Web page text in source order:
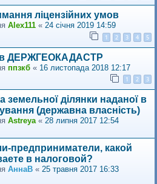
лiцензiйних умов
Alex111 « 24 січня 2019 14:59
1 2 3 4 5
в ДЕРЖГЕОКАДАСТР
ппзкб « 16 листопада 2018 12:17
1 2 3
земельної ділянки наданої в
(державна власність)
Astreya« 28 липня 2017 12:54
предприниматели, какой
в налоговой?
АннаВ « 25 травня 2017 16:33